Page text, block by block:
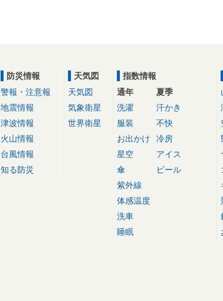
防災情報
警報・注意報
地震情報
津波情報
火山情報
台風情報
知る防災
天気図
天気図
気象衛星
世界衛星
指数情報
通年
洗濯
服装
お出かけ
星空
傘
紫外線
体感温度
洗車
睡眠
夏季
汗かき
不快
冷房
アイス
ビール